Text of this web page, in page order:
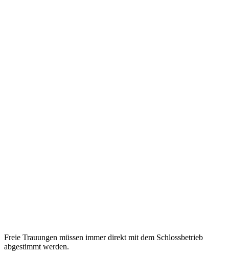
Freie Trauungen müssen immer direkt mit dem Schlossbetrieb
abgestimmt werden.